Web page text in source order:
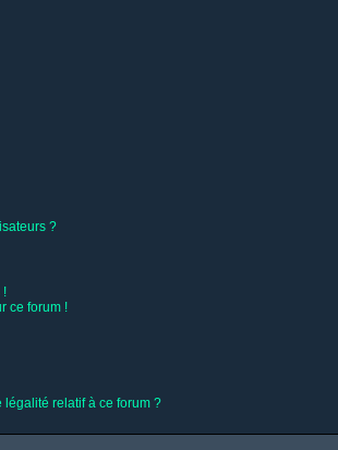
?
!
ce forum !
relatif à ce forum ?